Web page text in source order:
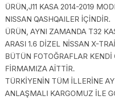
ÜRÜN,J11 KASA 2014-2019
NISSAN QASHQAILER İÇİNDİR.
ÜRÜN, AYNI ZAMANDA T32
ARASI 1.6 DİZEL NİSSAN X-
BÜTÜN FOTOĞRAFLAR
FİRMAMIZA AİTTİR.
TÜRKİYENİN TÜM İLLERİNE
ANLAŞMALI KARGOMUZ İLE